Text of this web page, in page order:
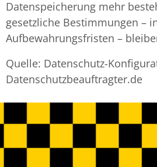
Datenspeicherung mehr
gesetzliche Bestimmungen –
Aufbewahrungsfristen –
Quelle: Datenschutz-
Datenschutzbeauftragter.de